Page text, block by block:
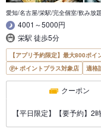
愛知/名古屋/栄駅/完全個室/飲み放題
4001～5000円
栄駅 徒歩5分
【アプリ予約限定】最大800ポイ
ポイントプラス対象店
適格
クーポン
【平日限定】【要予約】2